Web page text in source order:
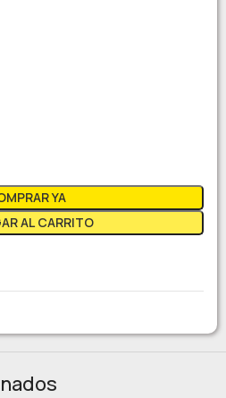
AL CARRITO
YA